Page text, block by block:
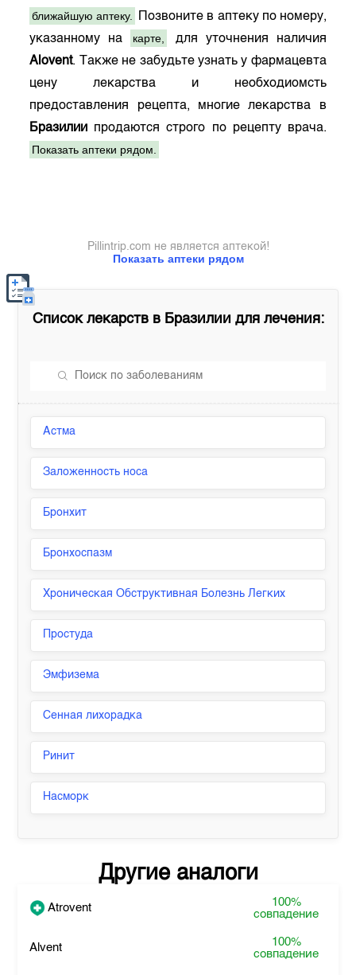
ближайшую аптеку.
Позвоните в аптеку по номеру,
указанному на
карте,
для уточнения наличия
Alovent. Также не забудьте узнать у фармацевта
цену лекарства и необходиомсть
предоставления рецепта, многие лекарства в
Бразилии продаются строго по рецепту врача.
Показать аптеки рядом.
Показать аптеки рядом
Pillintrip.com не является аптекой!
Список лекарств в Бразилии для лечения:
Астма
Заложенность носа
Бронхит
Бронхоспазм
Хроническая Обструктивная Болезнь Легких
Простуда
Эмфизема
Сенная лихорадка
Ринит
Насморк
Другие аналоги
Atrovent
100%
совпадение
Alvent
100%
совпадение